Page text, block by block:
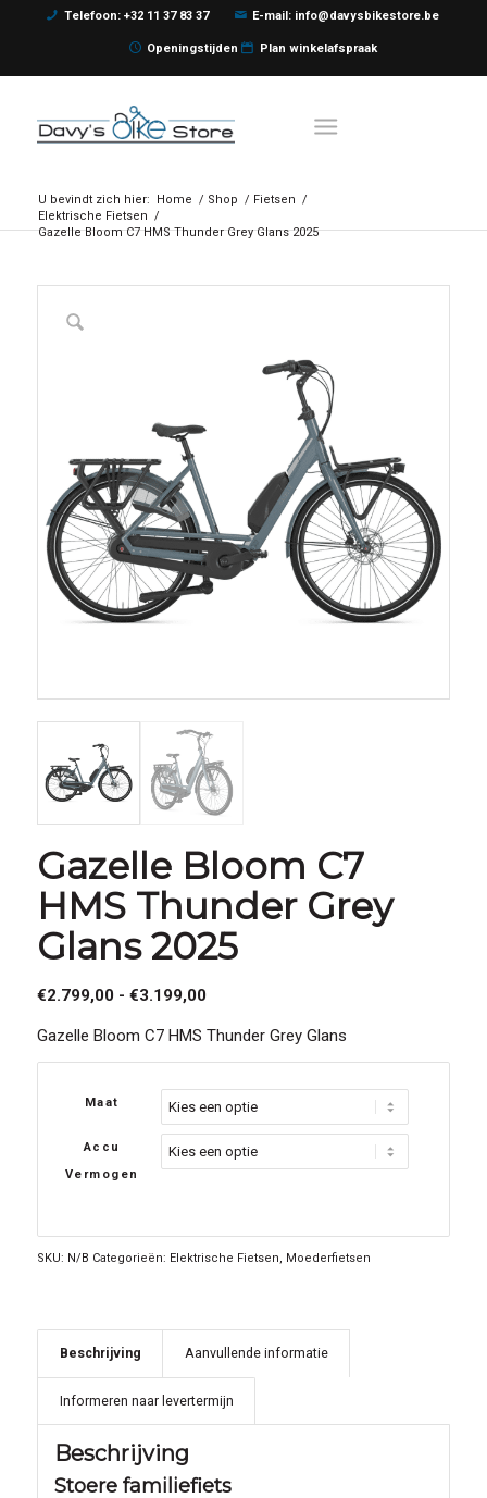
Telefoon: +32 11 37 83 37 E-mail: info@davysbikestore.be
Openingstijden Plan winkelafspraak
U bevindt zich hier: Home / Shop / Fietsen /
Elektrische Fietsen /
Gazelle Bloom C7 HMS Thunder Grey Glans 2025
Gazelle Bloom C7
HMS Thunder Grey
Glans 2025
€2.799,00 - €3.199,00Prijsklasse:
tot
Gazelle Bloom C7 HMS Thunder Grey Glans
Maat
Accu
Vermogen
SKU: N/B Categorieën: Elektrische Fietsen, Moederfietsen
Beschrijving Aanvullende informatie
Informeren naar levertermijn
Beschrijving
Stoere familiefiets